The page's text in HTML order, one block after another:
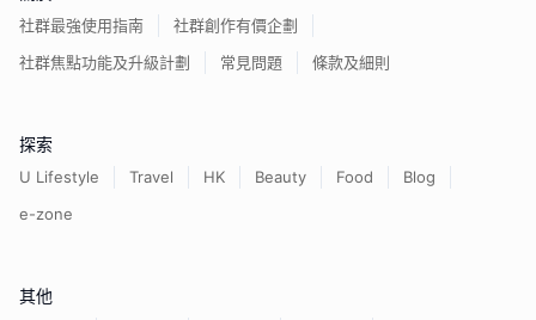
社群最強使用指南
社群創作有價企劃
社群焦點功能及升級計劃
常見問題 條款及細則
探索
U Lifestyle Travel HK Beauty Food
Blog
e-zone
其他